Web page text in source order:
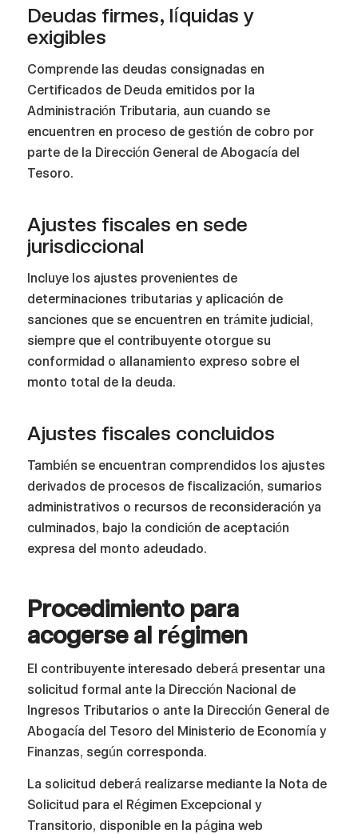
Deudas firmes, líquidas y
exigibles
Comprende las deudas consignadas en
Certificados de Deuda emitidos por la
Administración Tributaria, aun cuando se
encuentren en proceso de gestión de cobro por
parte de la Dirección General de Abogacía del
Tesoro.
Ajustes fiscales en sede
jurisdiccional
Incluye los ajustes provenientes de
determinaciones tributarias y aplicación de
sanciones que se encuentren en trámite judicial,
siempre que el contribuyente otorgue su
conformidad o allanamiento expreso sobre el
monto total de la deuda.
Ajustes fiscales concluidos
También se encuentran comprendidos los ajustes
derivados de procesos de fiscalización, sumarios
administrativos o recursos de reconsideración ya
culminados, bajo la condición de aceptación
expresa del monto adeudado.
Procedimiento para
acogerse al régimen
El contribuyente interesado deberá presentar una
solicitud formal ante la Dirección Nacional de
Ingresos Tributarios o ante la Dirección General de
Abogacía del Tesoro del Ministerio de Economía y
Finanzas, según corresponda.
La solicitud deberá realizarse mediante la Nota de
Solicitud para el Régimen Excepcional y
Transitorio, disponible en la página web